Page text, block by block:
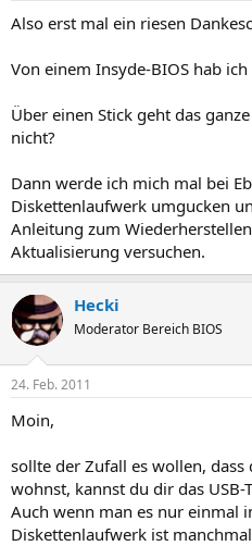
Also erst mal ein riesen
Von einem Insyde-BIOS hab
Über einen Stick geht das
nicht?
Dann werde ich mich mal bei
Diskettenlaufwerk umgucken
Anleitung zum
Aktualisierung versuchen.
Hecki
Moderator Bereich BIOS
24. Feb. 2011
Moin,
sollte der Zufall es wollen,
wohnst, kannst du dir das
Auch wenn man es nur einmal
Diskettenlaufwerk ist